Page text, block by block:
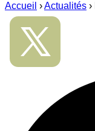
Accueil ›Actualités ›